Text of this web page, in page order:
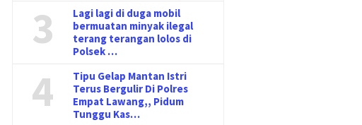
3
Lagi lagi di duga mobil
bermuatan minyak ilegal
terang terangan lolos di
Polsek …
4
Tipu Gelap Mantan Istri
Terus Bergulir Di Polres
Empat Lawang,, Pidum
Tunggu Kas…